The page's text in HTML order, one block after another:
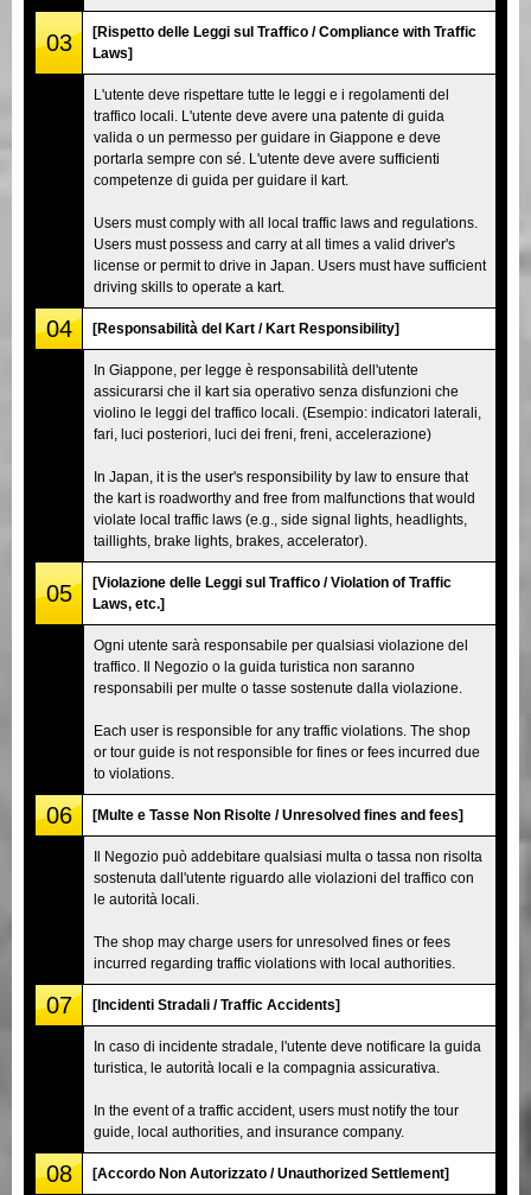
03
[Rispetto delle Leggi sul Traffico / Compliance with Traffic
Laws]
L'utente deve rispettare tutte le leggi e i regolamenti del
traffico locali. L'utente deve avere una patente di guida
valida o un permesso per guidare in Giappone e deve
portarla sempre con sé. L'utente deve avere sufficienti
competenze di guida per guidare il kart.
Users must comply with all local traffic laws and regulations.
Users must possess and carry at all times a valid driver's
license or permit to drive in Japan. Users must have sufficient
driving skills to operate a kart.
04 [Responsabilità del Kart / Kart Responsibility]
In Giappone, per legge è responsabilità dell'utente
assicurarsi che il kart sia operativo senza disfunzioni che
violino le leggi del traffico locali. (Esempio: indicatori laterali,
fari, luci posteriori, luci dei freni, freni, accelerazione)
In Japan, it is the user's responsibility by law to ensure that
the kart is roadworthy and free from malfunctions that would
violate local traffic laws (e.g., side signal lights, headlights,
taillights, brake lights, brakes, accelerator).
05
[Violazione delle Leggi sul Traffico / Violation of Traffic
Laws, etc.]
Ogni utente sarà responsabile per qualsiasi violazione del
traffico. Il Negozio o la guida turistica non saranno
responsabili per multe o tasse sostenute dalla violazione.
Each user is responsible for any traffic violations. The shop
or tour guide is not responsible for fines or fees incurred due
to violations.
06 [Multe e Tasse Non Risolte / Unresolved fines and fees]
Il Negozio può addebitare qualsiasi multa o tassa non risolta
sostenuta dall'utente riguardo alle violazioni del traffico con
le autorità locali.
The shop may charge users for unresolved fines or fees
incurred regarding traffic violations with local authorities.
07 [Incidenti Stradali / Traffic Accidents]
In caso di incidente stradale, l'utente deve notificare la guida
turistica, le autorità locali e la compagnia assicurativa.
In the event of a traffic accident, users must notify the tour
guide, local authorities, and insurance company.
08 [Accordo Non Autorizzato / Unauthorized Settlement]